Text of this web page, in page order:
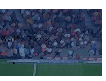
名古屋グランパス